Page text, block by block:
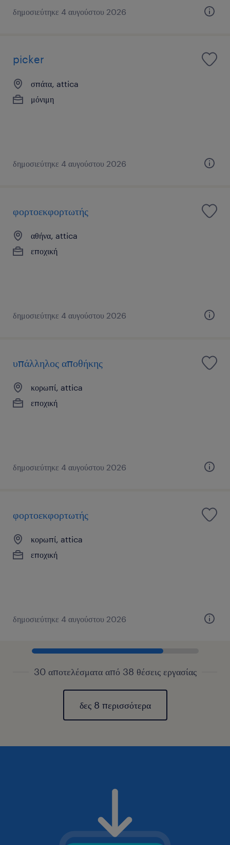
δημοσιεύτηκε 4 αυγούστου 2026
picker
σπάτα, attica
μόνιμη
δημοσιεύτηκε 4 αυγούστου 2026
φορτοεκφορτωτής
αθήνα, attica
εποχική
δημοσιεύτηκε 4 αυγούστου 2026
υπάλληλος αποθήκης
κορωπί, attica
εποχική
δημοσιεύτηκε 4 αυγούστου 2026
φορτοεκφορτωτής
κορωπί, attica
εποχική
δημοσιεύτηκε 4 αυγούστου 2026
30 αποτελέσματα από 38 θέσεις εργασίας
δες 8 περισσότερα